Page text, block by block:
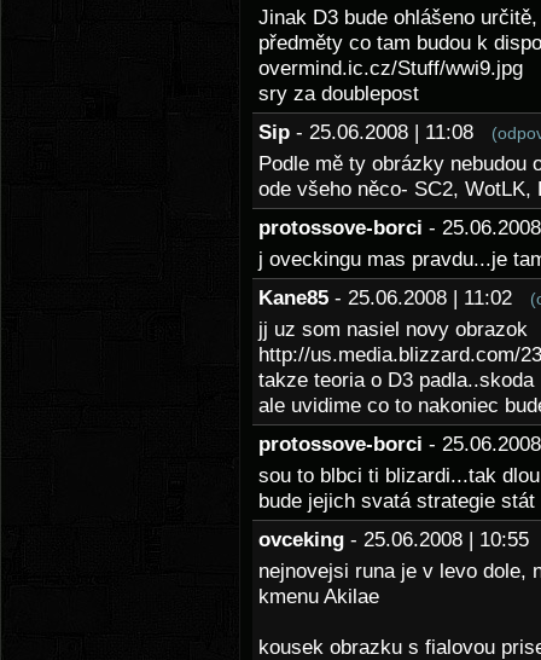
Jinak D3 bude ohlášeno
předměty co tam budou k
overmind.ic.cz/Stuff/wwi9.jpg
sry za doublepost
Sip - 25.06.2008 | 11:08
Podle mě ty obrázky nebudou
ode všeho něco- SC2, WotLK,
protossove-borci -
j oveckingu mas pravdu...je
Kane85 - 25.06.2008 | 11:02
jj uz som nasiel novy obrazok
http://us.media.blizzard.com/
takze teoria o D3 padla..skoda
ale uvidime co to nakoniec
protossove-borci -
sou to blbci ti blizardi...tak
bude jejich svatá strategie
ovceking - 25.06.2008 |
nejnovejsi runa je v levo dole,
kmenu Akilae
kousek obrazku s fialovou